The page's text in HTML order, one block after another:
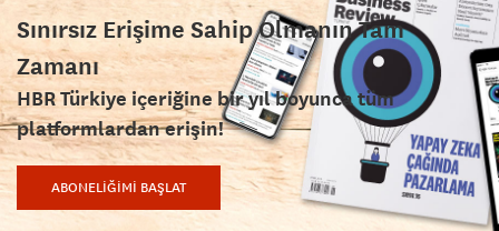
Sınırsız Erişime Sahip Olmanın Tam
Zamanı
HBR Türkiye içeriğine bir yıl boyunca tüm
platformlardan erişin!
ABONELİĞİMİ BAŞLAT